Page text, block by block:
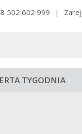
502 602 999 |
TYGODNIA